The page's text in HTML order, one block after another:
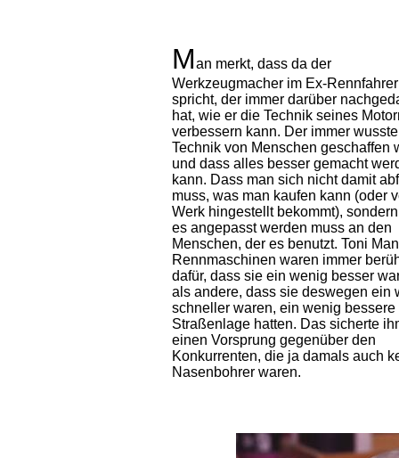
Man merkt, dass da der
Werkzeugmacher im Ex-Rennfahrer
spricht, der immer darüber
hat, wie er die Technik seines
verbessern kann. Der immer
Technik von Menschen geschaffen
und dass alles besser gemacht
kann. Dass man sich nicht damit
muss, was man kaufen kann (oder
Werk hingestellt bekommt),
es angepasst werden muss an den
Menschen, der es benutzt. Toni
Rennmaschinen waren immer
dafür, dass sie ein wenig besser
als andere, dass sie deswegen ein
schneller waren, ein wenig bessere
Straßenlage hatten. Das sicherte
einen Vorsprung gegenüber den
Konkurrenten, die ja damals auch
Nasenbohrer waren.